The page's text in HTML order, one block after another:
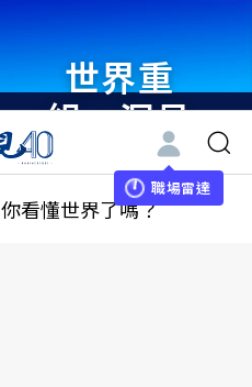
世界重
組・洞見
未來 與
世界領袖
職場雷達
你看懂世界了嗎？